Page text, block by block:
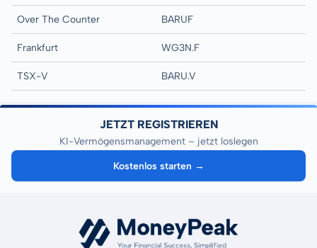
Over The Counter BARUF
Frankfurt WG3N.F
TSX-V BARU.V
JETZT REGISTRIEREN
KI-Vermögensmanagement – jetzt loslegen
Kostenlos starten →